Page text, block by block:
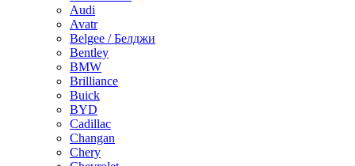
Audi
Avatr
Belgee / Белджи
Bentley
BMW
Brilliance
Buick
BYD
Cadillac
Changan
Chery